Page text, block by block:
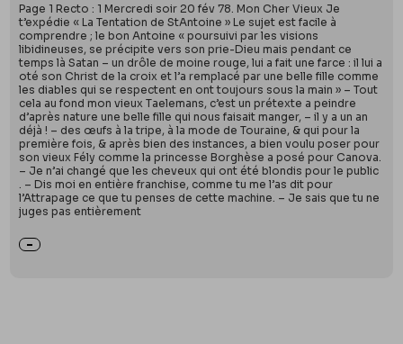
Page 1 Recto : 1 Mercredi soir 20 fév 78. Mon Cher Vieux Je
t’expédie « La Tentation de StAntoine » Le sujet est facile à
comprendre ; le bon Antoine « poursuivi par les visions
libidineuses, se précipite vers son prie-Dieu mais pendant ce
temps là Satan – un drôle de moine rouge, lui a fait une farce : il lui a
oté son Christ de la croix et l’a remplacé par une belle fille comme
les diables qui se respectent en ont toujours sous la main » – Tout
cela au fond mon vieux Taelemans, c’est un prétexte a peindre
d’après nature une belle fille qui nous faisait manger, – il y a un an
déjà ! – des œufs à la tripe, à la mode de Touraine, & qui pour la
première fois, & après bien des instances, a bien voulu poser pour
son vieux Fély comme la princesse Borghèse a posé pour Canova.
– Je n’ai changé que les cheveux qui ont été blondis pour le public
. – Dis moi en entière franchise, comme tu me l’as dit pour
l’Attrapage ce que tu penses de cette machine. – Je sais que tu ne
juges pas entièrement